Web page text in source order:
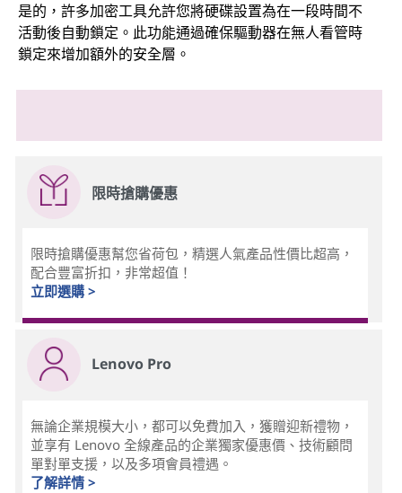
是的，許多加密工具允許您將硬碟設置為在一段時間不
活動後自動鎖定。此功能通過確保驅動器在無人看管時
鎖定來增加額外的安全層。
限時搶購優惠
限時搶購優惠幫您省荷包，精選人氣產品性價比超高，
配合豐富折扣，非常超值！
立即選購 >
Lenovo Pro
無論企業規模大小，都可以免費加入，獲贈迎新禮物，
並享有 Lenovo 全線產品的企業獨家優惠價、技術顧問
單對單支援，以及多項會員禮遇。
了解詳情 >